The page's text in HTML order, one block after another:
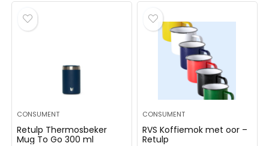
CONSUMENT
Retulp Thermosbeker
Mug To Go 300 ml
CONSUMENT
RVS Koffiemok met oor –
Retulp